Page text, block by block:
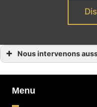
Nous intervenons
Dératisation bio à Roquefort-les-
Dératisation bio à Mouans-
Menu